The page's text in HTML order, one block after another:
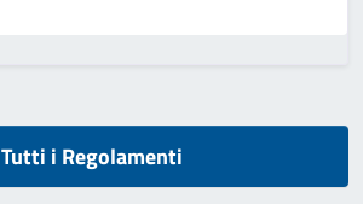
Tutti i Regolamenti